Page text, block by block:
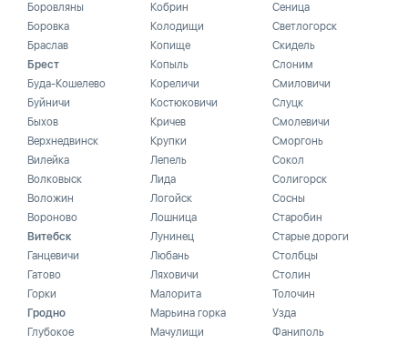
Боровляны
Боровка
Браслав
Брест
Буда-Кошелево
Буйничи
Быхов
Верхнедвинск
Вилейка
Волковыск
Воложин
Вороново
Витебск
Ганцевичи
Гатово
Горки
Гродно
Глубокое
Кобрин
Колодищи
Копище
Копыль
Кореличи
Костюковичи
Кричев
Крупки
Лепель
Лида
Логойск
Лошница
Лунинец
Любань
Ляховичи
Малорита
Марьина горка
Мачулищи
Сеница
Светлогорск
Скидель
Слоним
Смиловичи
Слуцк
Смолевичи
Сморгонь
Сокол
Солигорск
Сосны
Старобин
Старые дороги
Столбцы
Столин
Толочин
Узда
Фаниполь